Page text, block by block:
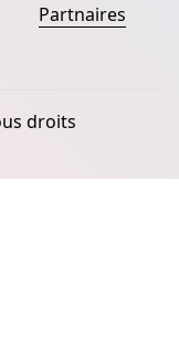
Partnaires
droits